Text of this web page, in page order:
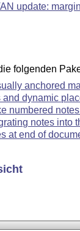
update:
folgenden
anchored
and dynamic
numbered
notes into
at end of